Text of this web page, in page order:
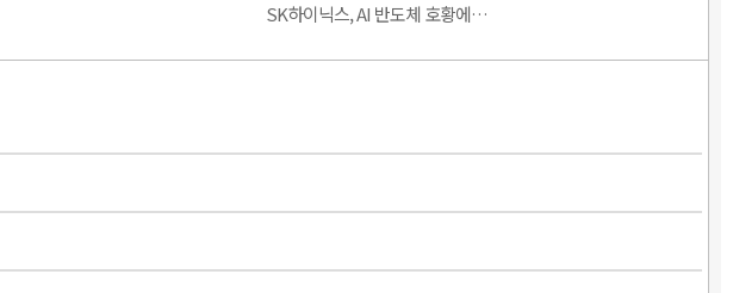
SK하이닉스, AI 반도체 호황에…